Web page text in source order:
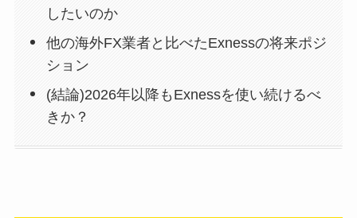
したいのか
他の海外FX業者と比べたExnessの将来ポジ
ション
(結論)2026年以降もExnessを使い続けるべ
きか？